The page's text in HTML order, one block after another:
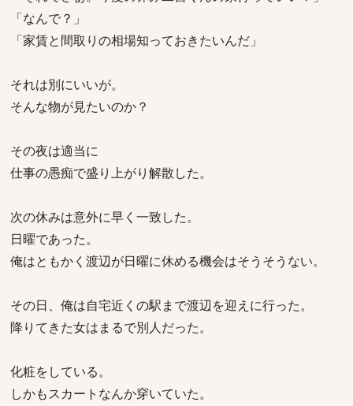
「なんで？」
「家賃と間取りの相場知っておきたいんだ」
それは別にいいが。
そんな物が見たいのか？
その夜は適当に
仕事の愚痴で盛り上がり解散した。
次の休みは意外に早く一致した。
日曜であった。
俺はともかく渡辺が日曜に休める機会はそうそうない。
その日、俺は自宅近くの駅まで渡辺を迎えに行った。
降りてきた女はまるで別人だった。
化粧をしている。
しかもスカートなんか穿いていた。